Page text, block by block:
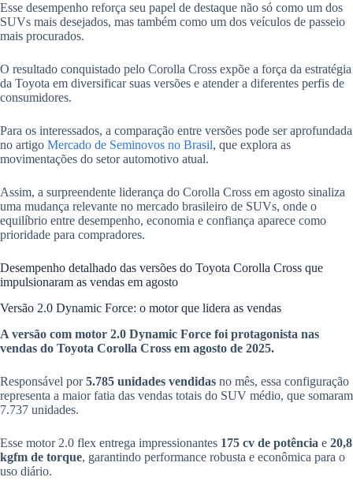
Esse desempenho reforça seu papel de destaque não só como um dos
SUVs mais desejados, mas também como um dos veículos de passeio
mais procurados.
O resultado conquistado pelo Corolla Cross expõe a força da estratégia
da Toyota em diversificar suas versões e atender a diferentes perfis de
consumidores.
Para os interessados, a comparação entre versões pode ser aprofundada
no artigo Mercado de Seminovos no Brasil, que explora as
movimentações do setor automotivo atual.
Assim, a surpreendente liderança do Corolla Cross em agosto sinaliza
uma mudança relevante no mercado brasileiro de SUVs, onde o
equilíbrio entre desempenho, economia e confiança aparece como
prioridade para compradores.
Desempenho detalhado das versões do Toyota Corolla Cross que
impulsionaram as vendas em agosto
Versão 2.0 Dynamic Force: o motor que lidera as vendas
A versão com motor 2.0 Dynamic Force foi protagonista nas
vendas do Toyota Corolla Cross em agosto de 2025.
Responsável por5.785 unidades vendidas no mês, essa configuração
representa a maior fatia das vendas totais do SUV médio, que somaram
7.737 unidades.
Esse motor 2.0 flex entrega impressionantes 175 cv de potência e 20,8
kgfm de torque, garantindo performance robusta e econômica para o
uso diário.